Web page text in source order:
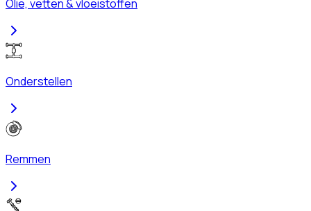
Olie, vetten & vloeistoffen
Onderstellen
Remmen